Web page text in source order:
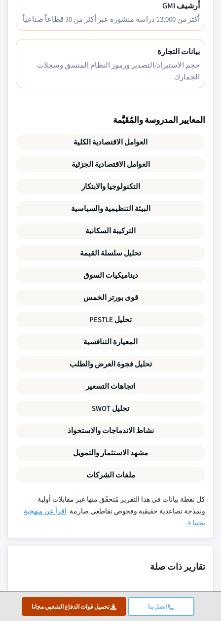
اتصل بنا تحميل قوات الدفاع الشعبي مجانا
أرشيف GMI
أكثر من 13,000 دراسة منشورة عبر أكثر من 30 قطاعاً صناعياً
بيانات التجارة
حجم الاستيراد/التصدير ورموز النظام المنسق وسجلات
الجمارك
المعايير المدروسة والمُقَيَّمة
العوامل الاقتصادية الكلية
العوامل الاقتصادية الجزئية
التكنولوجيا والابتكار
البيئة التنظيمية والسياسية
التركيبة السكانية
تحليل سلسلة القيمة
ديناميكيات السوق
قوى بورتر الخمس
تحليل PESTLE
المعيارة التنافسية
تحليل فجوة العرض والطلب
اتجاهات التسعير
تحليل SWOT
نشاط الاندماجات والاستحواذ
مشهد الاستثمار والتمويل
ملفات الشركات
كل نقطة بيانات في هذا التقرير مُتحقّق منها عبر مقابلات أولية
ونمذجة تصاعدية حقيقية وفحوص تقاطعي صارمة. اقرأ عن منهجية
بحثنا →
تقارير ذات صلة
سوق الطلاءات الاستئصالية